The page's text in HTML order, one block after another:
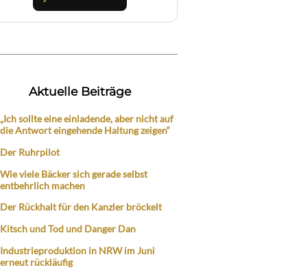
Aktuelle Beiträge
„Ich sollte eine einladende, aber nicht auf
die Antwort eingehende Haltung zeigen“
Der Ruhrpilot
Wie viele Bäcker sich gerade selbst
entbehrlich machen
Der Rückhalt für den Kanzler bröckelt
Kitsch und Tod und Danger Dan
Industrieproduktion in NRW im Juni
erneut rückläufig